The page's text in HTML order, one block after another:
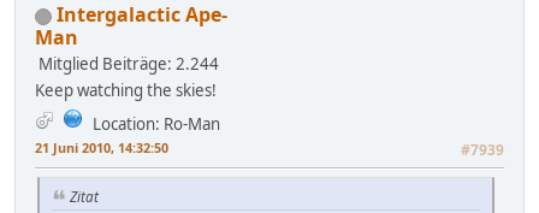
Intergalactic Ape-
Man
Mitglied Beiträge: 2.244
Keep watching the skies!
Location: Ro-Man
21 Juni 2010, 14:32:50 #7939
Zitat